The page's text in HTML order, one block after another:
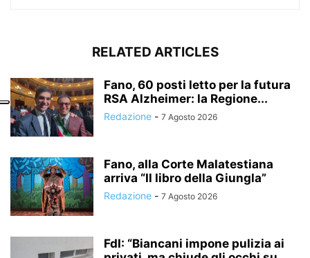
RELATED ARTICLES
Fano, 60 posti letto per la futura
RSA Alzheimer: la Regione...
Redazione - 7 Agosto 2026
Fano, alla Corte Malatestiana
arriva “Il libro della Giungla”
Redazione - 7 Agosto 2026
FdI: “Biancani impone pulizia ai